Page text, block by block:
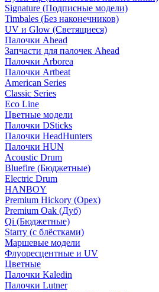
Signature (Подписные модели)
Timbales (Без наконечников)
UV и Glow (Светящиеся)
Палочки Ahead
Запчасти для палочек Ahead
Палочки Arborea
Палочки Artbeat
American Series
Classic Series
Eco Line
Цветные модели
Палочки DSticks
Палочки HeadHunters
Палочки HUN
Acoustic Drum
Bluefire (Бюджетные)
Electric Drum
HANBOY
Premium Hickory (Орех)
Premium Oak (Дуб)
Qi (Бюджетные)
Starry (с блёстками)
Маршевые модели
Флуоресцентные и UV
Цветные
Палочки Kaledin
Палочки Lutner